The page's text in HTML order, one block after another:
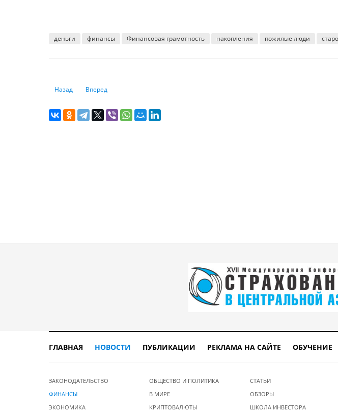
деньги финансы Финансовая грамотность накопления пожилые люди
Предыдущий: Мишустин оценил новые инструменты для привлечения финансов
Назад Следующий: Можно ли купить строящееся жилье по новой льготной ипотеке в
Вперед
ГЛАВНАЯ НОВОСТИ ПУБЛИКАЦИИ РЕКЛАМА НА САЙТЕ ОБУЧЕНИЕ
ЗАКОНОДАТЕЛЬСТВО
ФИНАНСЫ
ЭКОНОМИКА
ОБЩЕСТВО И ПОЛИТИКА
В МИРЕ
КРИПТОВАЛЮТЫ
СТАТЬИ
ОБЗОРЫ
ШКОЛА ИНВЕСТОРА